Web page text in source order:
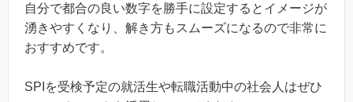
自分で都合の良い数字を勝手に設定するとイメージが
湧きやすくなり、解き方もスムーズになるので非常に
おすすめです。
SPIを受検予定の就活生や転職活動中の社会人はぜひ